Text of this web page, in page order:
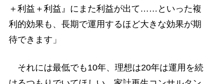
＋利益＋利益』にまた利益が出て……といった複
利的効果も、長期で運用するほど大きな効果が期
待できます」
それには最低でも10年、理想は20年は運用を続